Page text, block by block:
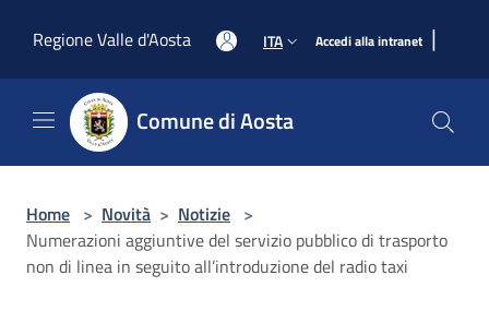
Regione Valle d'Aosta
ITA Accedi alla intranet |
Comune di Aosta
Home > Novità > Notizie >
Numerazioni aggiuntive del servizio pubblico di trasporto
non di linea in seguito all’introduzione del radio taxi